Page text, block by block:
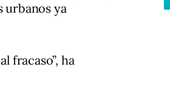
urbanos ya
fracaso”, ha